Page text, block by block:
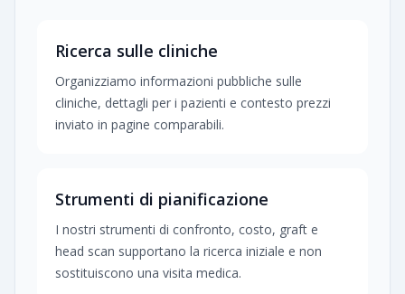
Ricerca sulle cliniche
Organizziamo informazioni pubbliche sulle
cliniche, dettagli per i pazienti e contesto prezzi
inviato in pagine comparabili.
Strumenti di pianificazione
I nostri strumenti di confronto, costo, graft e
head scan supportano la ricerca iniziale e non
sostituiscono una visita medica.